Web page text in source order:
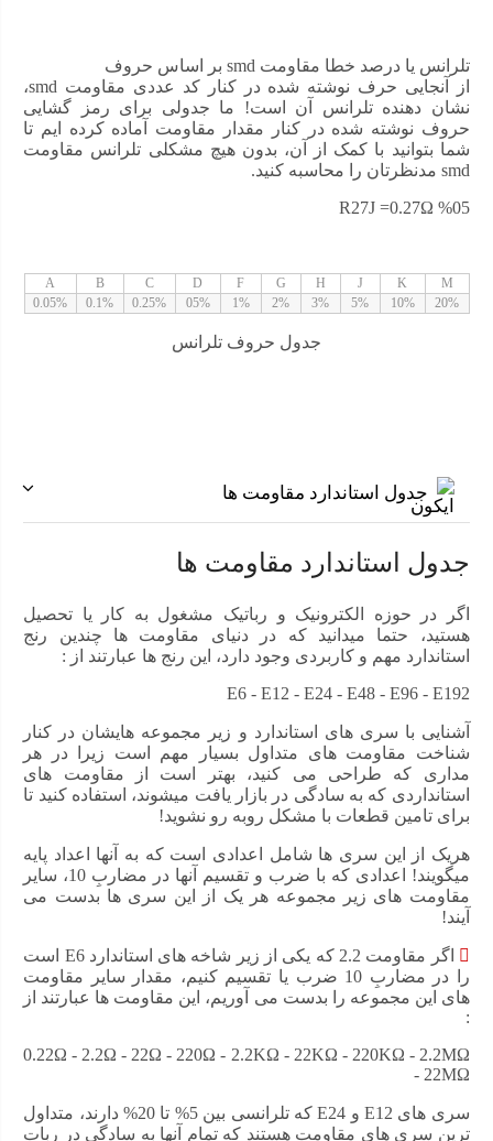
1206 وجود دارد که برای شما مبهم است، میتوانید برای افزایش
اطلاعات و خرید قطعه مناسب در تب راهنما خرید مهمترین
پارامترهایی که برای شناخت مقاومت الکترونیکی لازم هستند
را مطالعه کنید!
تلرانس یا درصد خطا مقاومت smd بر اساس حروف
از آنجایی حرف نوشته شده در کنار کد عددی مقاومت smd،
نشان دهنده تلرانس آن است! ما جدولی برای رمز گشایی
حروف نوشته شده در کنار مقدار مقاومت آماده کرده ایم تا
شما بتوانید با کمک از آن، بدون هیچ مشکلی تلرانس مقاومت
smd مدنظرتان را محاسبه کنید.
R27J =0.27Ω %05
M
K
J
H
G
F
D
C
B
A
20%
10%
5%
3%
2%
1%
05%
0.25%
0.1%
0.05%
جدول حروف تلرانس
جدول استاندارد مقاومت ها
جدول استاندارد مقاومت ها
اگر در حوزه الکترونیک و رباتیک مشغول به کار یا تحصیل
هستید، حتما میدانید که در دنیای مقاومت ها چندین رنج
استاندارد مهم و کاربردی وجود دارد، این رنج ها عبارتند از :
E6 - E12 - E24 - E48 - E96 - E192
آشنایی با سری های استاندارد و زیر مجموعه هایشان در کنار
شناخت مقاومت های متداول بسیار مهم است زیرا در هر
مداری که طراحی می کنید، بهتر است از مقاومت های
استانداردی که به سادگی در بازار یافت میشوند، استفاده کنید تا
برای تامین قطعات با مشکل روبه رو نشوید!
هریک از این سری ها شامل اعدادی است که به آنها اعداد پایه
میگویند! اعدادی که با ضرب و تقسیم آنها در مضاربِ 10، سایر
مقاومت های زیر مجموعه هر یک از این سری ها بدست می
آیند!
اگر مقاومت 2.2 که یکی از زیر شاخه های استاندارد E6 است
را در مضاربِ 10 ضرب یا تقسیم کنیم، مقدار سایر مقاومت
های این مجموعه را بدست می آوریم، این مقاومت ها عبارتند از
:
0.22Ω - 2.2Ω - 22Ω - 220Ω - 2.2KΩ - 22KΩ - 220KΩ - 2.2MΩ
- 22MΩ
سری های E12 و E24 که تلرانسی بین 5% تا 20% دارند، متداول
ترین سری های مقاومت هستند که تمام آنها به سادگی در ربات